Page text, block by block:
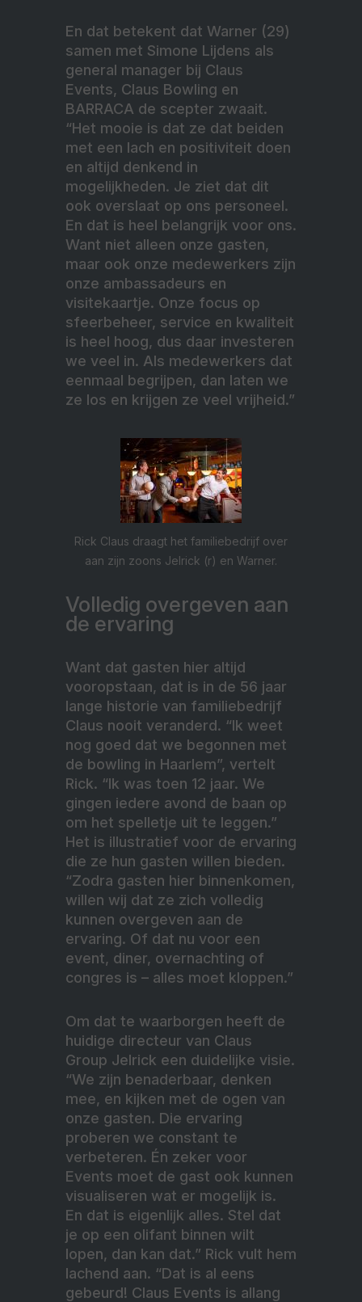
En dat betekent dat Warner (29)
samen met Simone Lijdens als
general manager bij Claus
Events, Claus Bowling en
BARRACA de scepter zwaait.
“Het mooie is dat ze dat beiden
met een lach en positiviteit doen
en altijd denkend in
mogelijkheden. Je ziet dat dit
ook overslaat op ons personeel.
En dat is heel belangrijk voor ons.
Want niet alleen onze gasten,
maar ook onze medewerkers zijn
onze ambassadeurs en
visitekaartje. Onze focus op
sfeerbeheer, service en kwaliteit
is heel hoog, dus daar investeren
we veel in. Als medewerkers dat
eenmaal begrijpen, dan laten we
ze los en krijgen ze veel vrijheid.”
Rick Claus draagt het familiebedrijf over
aan zijn zoons Jelrick (r) en Warner.
Volledig overgeven aan
de ervaring
Want dat gasten hier altijd
vooropstaan, dat is in de 56 jaar
lange historie van familiebedrijf
Claus nooit veranderd. “Ik weet
nog goed dat we begonnen met
de bowling in Haarlem”, vertelt
Rick. “Ik was toen 12 jaar. We
gingen iedere avond de baan op
om het spelletje uit te leggen.”
Het is illustratief voor de ervaring
die ze hun gasten willen bieden.
“Zodra gasten hier binnenkomen,
willen wij dat ze zich volledig
kunnen overgeven aan de
ervaring. Of dat nu voor een
event, diner, overnachting of
congres is – alles moet kloppen.”
Om dat te waarborgen heeft de
huidige directeur van Claus
Group Jelrick een duidelijke visie.
“We zijn benaderbaar, denken
mee, en kijken met de ogen van
onze gasten. Die ervaring
proberen we constant te
verbeteren. Én zeker voor
Events moet de gast ook kunnen
visualiseren wat er mogelijk is.
En dat is eigenlijk alles. Stel dat
je op een olifant binnen wilt
lopen, dan kan dat.” Rick vult hem
lachend aan. “Dat is al eens
gebeurd! Claus Events is allang